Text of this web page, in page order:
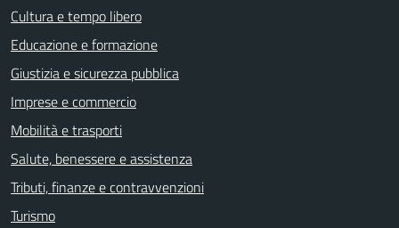
Cultura e tempo libero
Educazione e formazione
Giustizia e sicurezza pubblica
Imprese e commercio
Mobilità e trasporti
Salute, benessere e assistenza
Tributi, finanze e contravvenzioni
Turismo